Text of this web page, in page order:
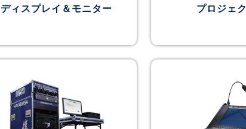
ディスプレイ＆モニター プロジェ